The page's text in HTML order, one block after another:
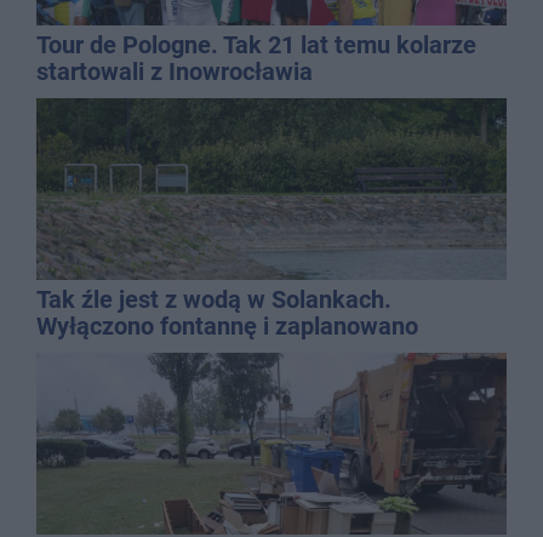
Tour de Pologne. Tak 21 lat temu kolarze
startowali z Inowrocławia
Tak źle jest z wodą w Solankach.
Wyłączono fontannę i zaplanowano